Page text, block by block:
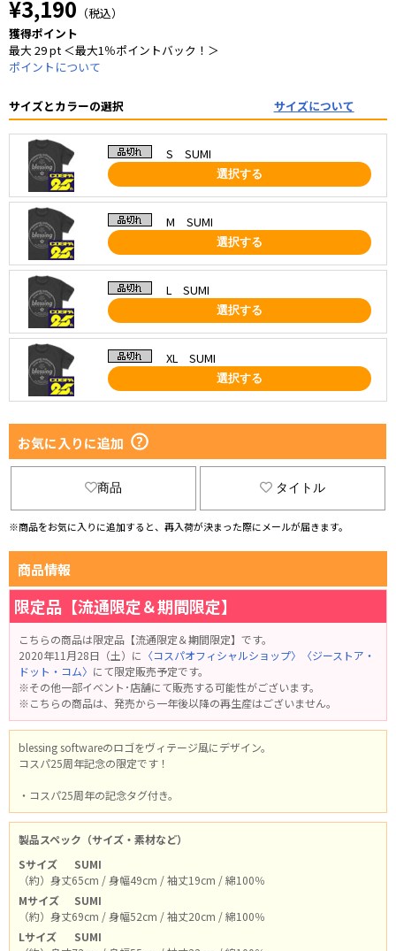
¥3,190 （税込）
獲得ポイント
最大 29 pt ＜最大1％ポイントバック！＞
ポイントについて
サイズとカラーの選択 サイズについて
S SUMI
選択する
M SUMI
選択する
L SUMI
選択する
XL SUMI
選択する
お気に入りに追加
商品 タイトル
※商品をお気に入りに追加すると、再入荷が決まった際にメールが届きます。
商品情報
限定品【流通限定＆期間限定】
こちらの商品は限定品【流通限定＆期間限定】です。
2020年11月28日（土）に 〈コスパオフィシャルショップ〉
〈ジーストア・
ドット・コム〉 にて限定販売予定です。
※その他一部イベント･店舗にて販売する可能性がございます。
※こちらの商品は、発売から一年後以降の再生産はございません。
blessing softwareのロゴをヴィテージ風にデザイン。
コスパ25周年記念の限定です！
・コスパ25周年の記念タグ付き。
製品スペック（サイズ・素材など）
Sサイズ
SUMI
（約）身丈65cm / 身幅49cm / 袖丈19cm / 綿100％
Mサイズ
SUMI
（約）身丈69cm / 身幅52cm / 袖丈20cm / 綿100％
Lサイズ
SUMI